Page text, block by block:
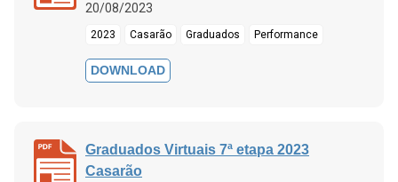
20/08/2023
2023 Casarão Graduados Performance
DOWNLOAD
Graduados Virtuais 7ª etapa 2023
Casarão